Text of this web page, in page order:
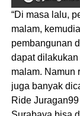
“Di masa lalu,
malam,
pembangunan
dapat
malam. Namun
juga banyak
Ride